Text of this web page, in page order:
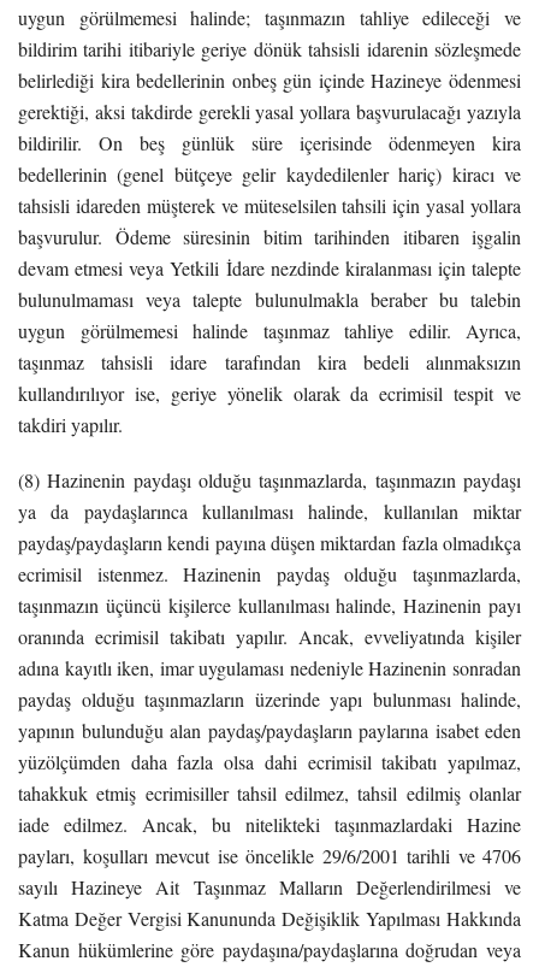
uygun görülmemesi halinde; taşınmazın tahliye edileceği ve
bildirim tarihi itibariyle geriye dönük tahsisli idarenin sözleşmede
belirlediği kira bedellerinin onbeş gün içinde Hazineye ödenmesi
gerektiği, aksi takdirde gerekli yasal yollara başvurulacağı yazıyla
bildirilir. On beş günlük süre içerisinde ödenmeyen kira
bedellerinin (genel bütçeye gelir kaydedilenler hariç) kiracı ve
tahsisli idareden müşterek ve müteselsilen tahsili için yasal yollara
başvurulur. Ödeme süresinin bitim tarihinden itibaren işgalin
devam etmesi veya Yetkili İdare nezdinde kiralanması için talepte
bulunulmaması veya talepte bulunulmakla beraber bu talebin
uygun görülmemesi halinde taşınmaz tahliye edilir. Ayrıca,
taşınmaz tahsisli idare tarafından kira bedeli alınmaksızın
kullandırılıyor ise, geriye yönelik olarak da ecrimisil tespit ve
takdiri yapılır.
(8) Hazinenin paydaşı olduğu taşınmazlarda, taşınmazın paydaşı
ya da paydaşlarınca kullanılması halinde, kullanılan miktar
paydaş/paydaşların kendi payına düşen miktardan fazla olmadıkça
ecrimisil istenmez. Hazinenin paydaş olduğu taşınmazlarda,
taşınmazın üçüncü kişilerce kullanılması halinde, Hazinenin payı
oranında ecrimisil takibatı yapılır. Ancak, evveliyatında kişiler
adına kayıtlı iken, imar uygulaması nedeniyle Hazinenin sonradan
paydaş olduğu taşınmazların üzerinde yapı bulunması halinde,
yapının bulunduğu alan paydaş/paydaşların paylarına isabet eden
yüzölçümden daha fazla olsa dahi ecrimisil takibatı yapılmaz,
tahakkuk etmiş ecrimisiller tahsil edilmez, tahsil edilmiş olanlar
iade edilmez. Ancak, bu nitelikteki taşınmazlardaki Hazine
payları, koşulları mevcut ise öncelikle 29/6/2001 tarihli ve 4706
sayılı Hazineye Ait Taşınmaz Malların Değerlendirilmesi ve
Katma Değer Vergisi Kanununda Değişiklik Yapılması Hakkında
Kanun hükümlerine göre paydaşına/paydaşlarına doğrudan veya